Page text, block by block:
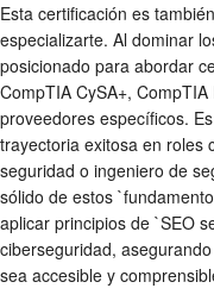
Esta certificación es
especializarte. Al dominar
posicionado para abordar
CompTIA CySA+,
proveedores específicos.
trayectoria exitosa en roles
seguridad o ingeniero de
sólido de estos
aplicar principios de `SEO
ciberseguridad,
sea accesible y